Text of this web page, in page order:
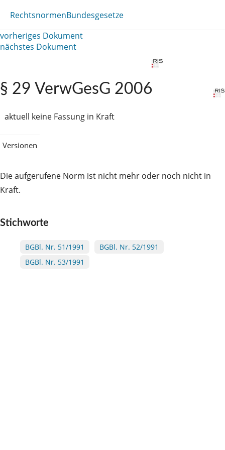
RechtsnormenBundesgesetze
vorheriges Dokument
nächstes Dokument
§ 29 VerwGesG 2006
aktuell keine Fassung in Kraft
Versionen
Die aufgerufene Norm ist nicht mehr oder noch nicht in
Kraft.
Stichworte
BGBl. Nr. 51/1991
BGBl. Nr. 52/1991
BGBl. Nr. 53/1991